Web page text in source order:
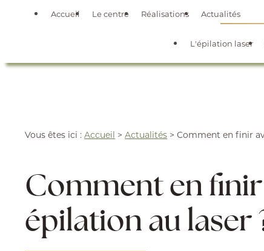
Accueil Le centre Réalisations Actualités
L'épilation laser
Vous êtes ici : Accueil >Actualités > Comment en finir
Comment en finir
épilation au laser